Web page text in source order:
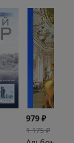
979 ₽
1 175 ₽